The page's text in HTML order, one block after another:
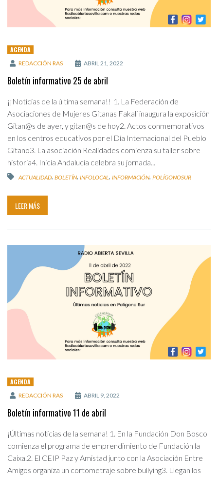
AGENDA
REDACCIÓN RAS ABRIL 21, 2022
Boletín informativo 25 de abril
¡¡Noticias de la última semana!! 1. La Federación de
Asociaciones de Mujeres Gitanas Fakali inaugura la exposición
Gitan@s de ayer, y gitan@s de hoy2. Actos conmemorativos
en los centros educativos por el Día Internacional del Pueblo
Gitano3. La asociación Realidades comienza su taller sobre
historia4. Inicia Andalucía celebra su jornada...
ACTUALIDAD, BOLETÍN, INFOLOCAL , INFORMACIÓN, POLÍGONOSUR
LEER MÁS
AGENDA
REDACCIÓN RAS ABRIL 9, 2022
Boletín informativo 11 de abril
¡Últimas noticias de la semana! 1. En la Fundación Don Bosco
comienza el programa de emprendimiento de Fundación la
Caixa.2. El CEIP Paz y Amistad junto con la Asociación Entre
Amigos organiza un cortometraje sobre bullying3. Llegan los